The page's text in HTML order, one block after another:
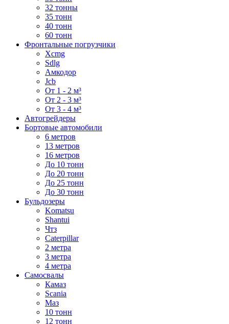
32 тонны
35 тонн
40 тонн
60 тонн
Фронтальные погрузчики
Xcmg
Sdlg
Амкодор
Jcb
От 1 - 2 м³
От 2 - 3 м³
От 3 - 4 м³
Автогрейдеры
Бортовые автомобили
6 метров
13 метров
16 метров
До 10 тонн
До 20 тонн
До 25 тонн
До 30 тонн
Бульдозеры
Komatsu
Shantui
Чтз
Caterpillar
2 метра
3 метра
4 метра
Самосвалы
Камаз
Scania
Маз
10 тонн
12 тонн